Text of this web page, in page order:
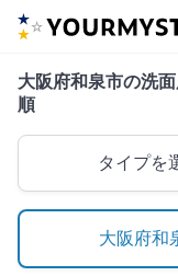
大阪府和泉市の洗
順
タイプを
大阪府和